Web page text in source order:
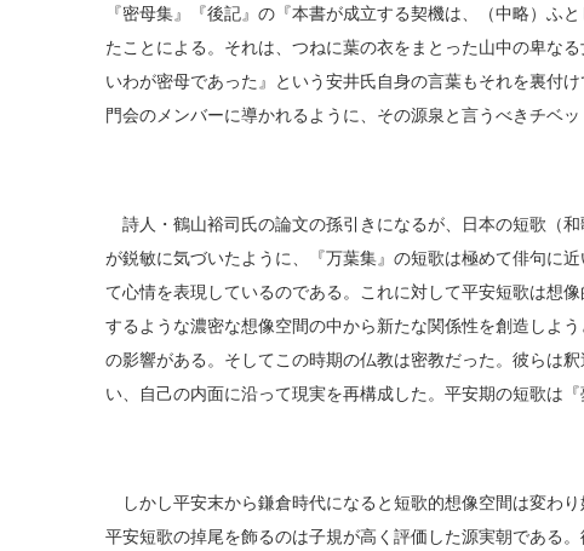
『密母集』『後記』の『本書が成立する契機は、（中略）ふ
たことによる。それは、つねに葉の衣をまとった山中の卑な
いわが密母であった』という安井氏自身の言葉もそれを裏付
門会のメンバーに導かれるように、その源泉と言うべきチベッ
詩人・鶴山裕司氏の論文の孫引きになるが、日本の短歌（
が鋭敏に気づいたように、『万葉集』の短歌は極めて俳句に
て心情を表現しているのである。これに対して平安短歌は想
するような濃密な想像空間の中から新たな関係性を創造しよ
の影響がある。そしてこの時期の仏教は密教だった。彼らは
い、自己の内面に沿って現実を再構成した。平安期の短歌は
しかし平安末から鎌倉時代になると短歌的想像空間は変わ
平安短歌の掉尾を飾るのは子規が高く評価した源実朝である